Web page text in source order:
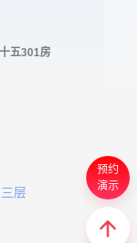
五301房
预约
演示
层